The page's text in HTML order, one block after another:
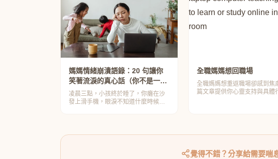
媽媽情緒崩潰語錄：20 句讓你
笑著流淚的真心話（你不是一個
人）
凌晨三點，小孩終於睡了，你癱在沙
發上滑手機，眼淚不知道什麼時候開
全職媽媽想回職場
全職媽媽想重返職場卻感到焦
篇文章提供你心靈支持與具體
覺得不錯？分享給需要喘